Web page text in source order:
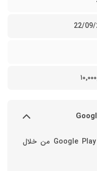
22/
هذا التطبيق الرائع يتم تحميل من Google Play من خلال